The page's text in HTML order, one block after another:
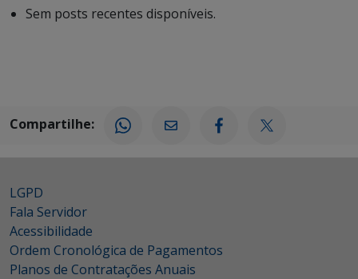
Sem posts recentes disponíveis.
Compartilhe:
LGPD
Fala Servidor
Acessibilidade
Ordem Cronológica de Pagamentos
Planos de Contratações Anuais